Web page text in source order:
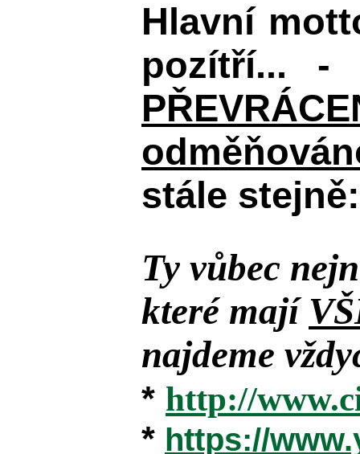
Hlavní
pozítří...
stále stejně:
Ty vůbec
které mají
najdeme
* http://
* https://